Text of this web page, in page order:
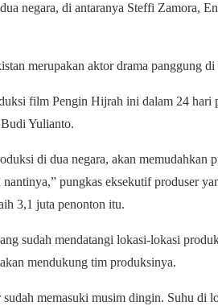
negara, di antaranya Steffi Zamora,
merupakan aktor drama panggung
film Pengin Hijrah ini dalam 24
Yulianto.
di dua negara, akan memudahkan
pungkas eksekutif produser
3,1 juta penonton itu.
sudah mendatangi lokasi-lokasi
mendukung tim produksinya.
memasuki musim dingin. Suhu di